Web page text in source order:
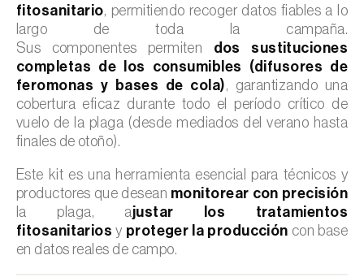
fitosanitario, permitiendo recoger datos fiables a lo
largo de toda la campaña.
Sus componentes permiten dos sustituciones
completas de los consumibles (difusores de
feromonas y bases de cola), garantizando una
cobertura eficaz durante todo el período crítico de
vuelo de la plaga (desde mediados del verano hasta
finales de otoño).
Este kit es una herramienta esencial para técnicos y
productores que desean monitorear con precisión
la plaga, ajustar los tratamientos
fitosanitarios y proteger la producción con base
en datos reales de campo.